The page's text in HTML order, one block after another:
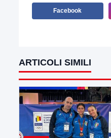
Facebook
ARTICOLI SIMILI